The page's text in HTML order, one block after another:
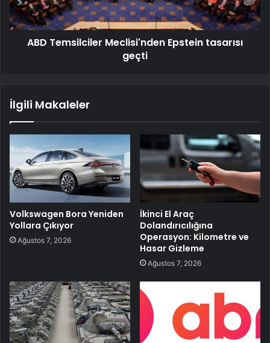
ABD Temsilciler Meclisi'nden Epstein tasarısı
geçti
İlgili Makaleler
Volkswagen Bora Yeniden
Yollara Çıkıyor
Ağustos 7, 2026
İkinci El Araç
Dolandırıcılığına
Operasyon: Kilometre ve
Hasar Gizleme
Ağustos 7, 2026